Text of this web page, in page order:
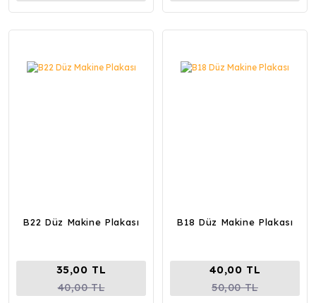
B22 Düz Makine Plakası
35,00 TL
40,00 TL
B18 Düz Makine Plakası
40,00 TL
50,00 TL